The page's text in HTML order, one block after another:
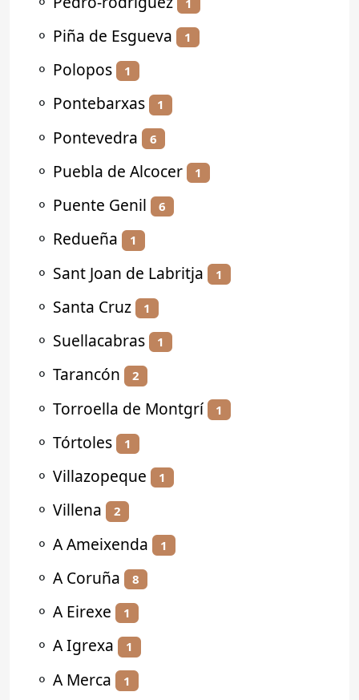
⚬ Piña de Esgueva 1
⚬ Polopos 1
⚬ Pontebarxas 1
⚬ Pontevedra 6
⚬ Puebla de Alcocer 1
⚬ Puente Genil 6
⚬ Redueña 1
⚬ Sant Joan de Labritja 1
⚬ Santa Cruz 1
⚬ Suellacabras 1
⚬ Tarancón 2
⚬ Torroella de Montgrí 1
⚬ Tórtoles 1
⚬ Villazopeque 1
⚬ Villena 2
⚬ A Ameixenda 1
⚬ A Coruña 8
⚬ A Eirexe 1
⚬ A Igrexa 1
⚬ A Merca 1